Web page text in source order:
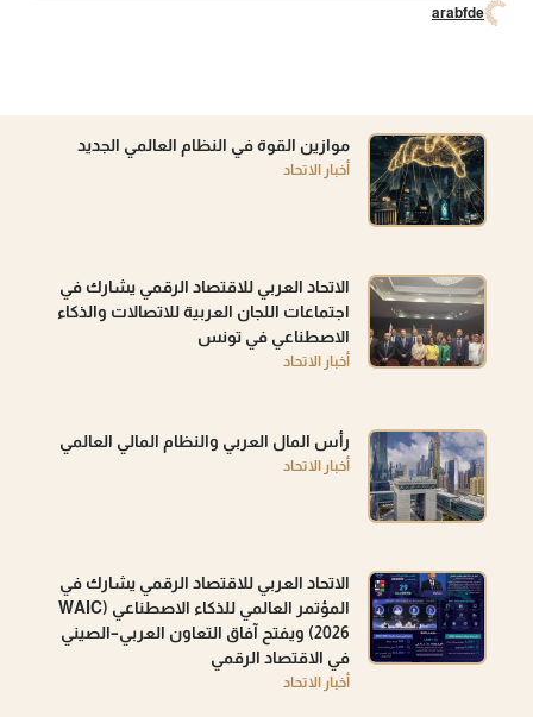
arabfde
موازين القوة في النظام العالمي الجديد
أخبار الاتحاد
الاتحاد العربي للاقتصاد الرقمي يشارك في
اجتماعات اللجان العربية للاتصالات والذكاء
الاصطناعي في تونس
أخبار الاتحاد
رأس المال العربي والنظام المالي العالمي
أخبار الاتحاد
الاتحاد العربي للاقتصاد الرقمي يشارك في
المؤتمر العالمي للذكاء الاصطناعي (WAIC
2026) ويفتح آفاق التعاون العربي–الصيني
في الاقتصاد الرقمي
أخبار الاتحاد